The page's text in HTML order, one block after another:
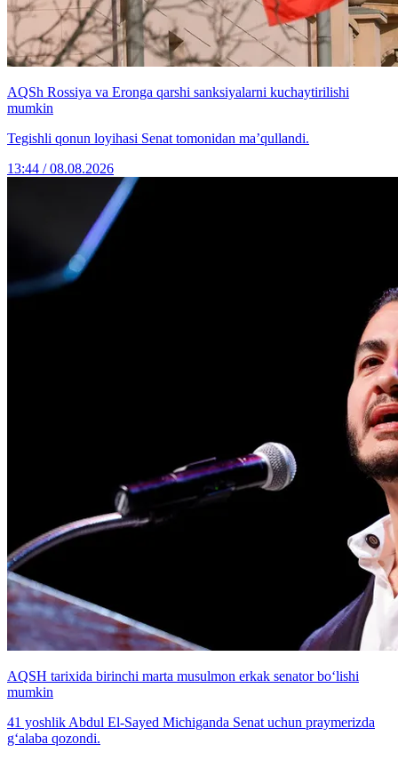
AQSh Rossiya va Eronga qarshi sanksiyalarni kuchaytirilishi
mumkin
Tegishli qonun loyihasi Senat tomonidan ma’qullandi.
13:44 / 08.08.2026
AQSH tarixida birinchi marta musulmon erkak senator bo‘lishi
mumkin
41 yoshlik Abdul El-Sayed Michiganda Senat uchun praymerizda
g‘alaba qozondi.